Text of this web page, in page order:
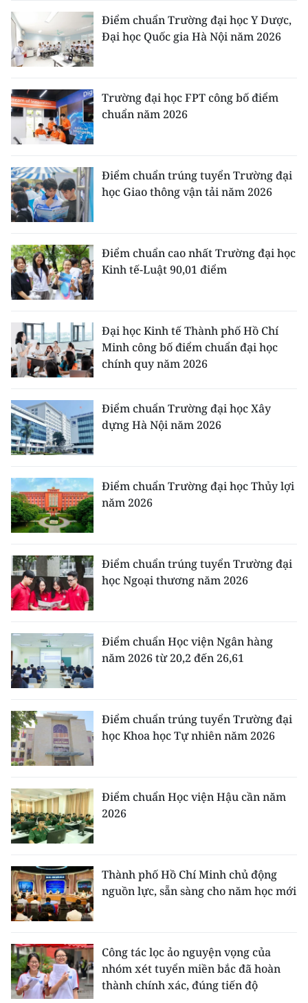
Điểm chuẩn Trường đại học Y Dược,
Đại học Quốc gia Hà Nội năm 2026
Trường đại học FPT công bố điểm
chuẩn năm 2026
Điểm chuẩn trúng tuyển Trường đại
học Giao thông vận tải năm 2026
Điểm chuẩn cao nhất Trường đại học
Kinh tế-Luật 90,01 điểm
Đại học Kinh tế Thành phố Hồ Chí
Minh công bố điểm chuẩn đại học
chính quy năm 2026
Điểm chuẩn Trường đại học Xây
dựng Hà Nội năm 2026
Điểm chuẩn Trường đại học Thủy lợi
năm 2026
Điểm chuẩn trúng tuyển Trường đại
học Ngoại thương năm 2026
Điểm chuẩn Học viện Ngân hàng
năm 2026 từ 20,2 đến 26,61
Điểm chuẩn trúng tuyển Trường đại
học Khoa học Tự nhiên năm 2026
Điểm chuẩn Học viện Hậu cần năm
2026
Thành phố Hồ Chí Minh chủ động
nguồn lực, sẵn sàng cho năm học mới
Công tác lọc ảo nguyện vọng của
nhóm xét tuyển miền bắc đã hoàn
thành chính xác, đúng tiến độ